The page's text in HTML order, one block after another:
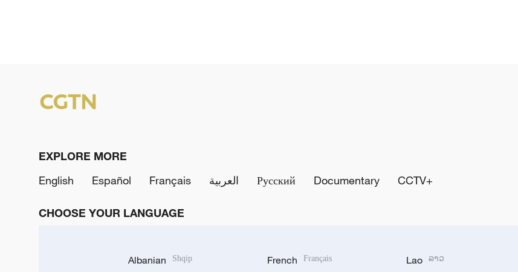
EXPLORE MORE
English
Español Français العربية Русский Documentary CCTV+
CHOOSE YOUR LANGUAGE
Albanian Shqip French Français Lao ລາວ